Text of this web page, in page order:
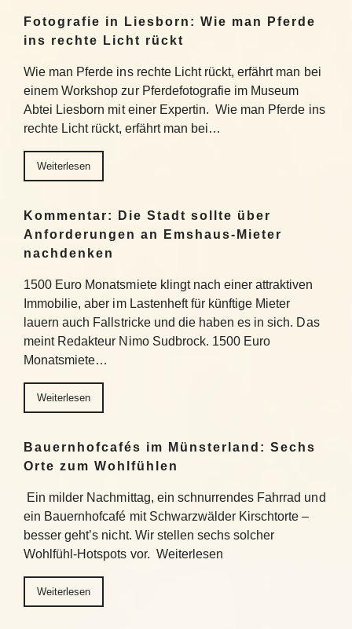
Fotografie in Liesborn: Wie man Pferde
ins rechte Licht rückt
Wie man Pferde ins rechte Licht rückt, erfährt man bei
einem Workshop zur Pferdefotografie im Museum
Abtei Liesborn mit einer Expertin. Wie man Pferde ins
rechte Licht rückt, erfährt man bei…
Weiterlesen
Kommentar: Die Stadt sollte über
Anforderungen an Emshaus-Mieter
nachdenken
1500 Euro Monatsmiete klingt nach einer attraktiven
Immobilie, aber im Lastenheft für künftige Mieter
lauern auch Fallstricke und die haben es in sich. Das
meint Redakteur Nimo Sudbrock. 1500 Euro
Monatsmiete…
Weiterlesen
Bauernhofcafés im Münsterland: Sechs
Orte zum Wohlfühlen
Ein milder Nachmittag, ein schnurrendes Fahrrad und
ein Bauernhofcafé mit Schwarzwälder Kirschtorte –
besser geht’s nicht. Wir stellen sechs solcher
Wohlfühl-Hotspots vor. Weiterlesen
Weiterlesen